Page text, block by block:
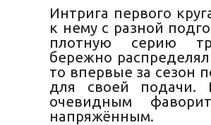
Интрига первого
к нему с разной
плотную серию
бережно
то впервые за сезон
для своей подачи.
очевидным
напряжённым.